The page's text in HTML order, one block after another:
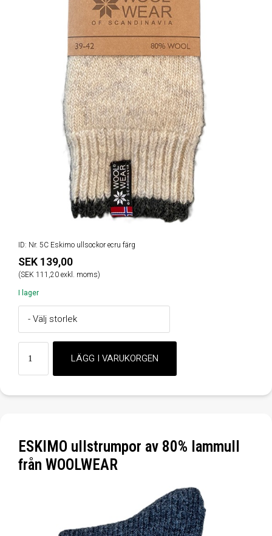
ID: Nr. 5C Eskimo ullsockor ecru färg
SEK 139,00
(SEK 111,20 exkl. moms)
I lager
ESKIMO ullstrumpor av 80% lammull
från WOOLWEAR